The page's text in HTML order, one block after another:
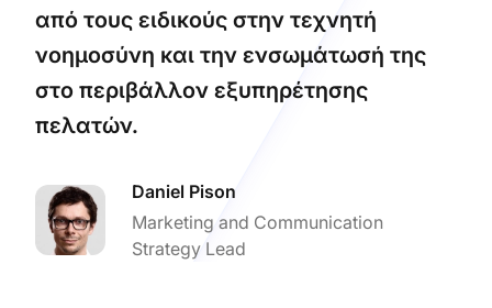
από τους ειδικούς στην τεχνητή
νοημοσύνη και την ενσωμάτωσή της
στο περιβάλλον εξυπηρέτησης
πελατών.
Daniel Pison
Marketing and Communication
Strategy Lead